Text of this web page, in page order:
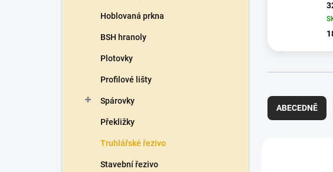
Hoblovaná prkna
BSH hranoly
Plotovky
Profilové lišty
Spárovky
Překližky
Truhlářské řezivo
Stavební řezivo
a
z
ABECEDNĚ